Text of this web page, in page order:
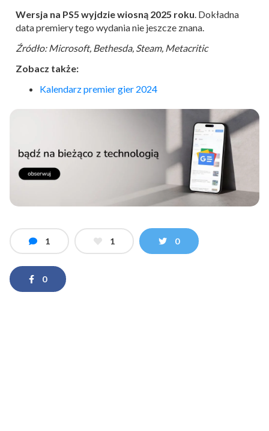
Wersja na PS5 wyjdzie wiosną 2025 roku. Dokładna
data premiery tego wydania nie jeszcze znana.
Źródło: Microsoft, Bethesda, Steam, Metacritic
Zobacz także:
Kalendarz premier gier 2024
1 1 0
0